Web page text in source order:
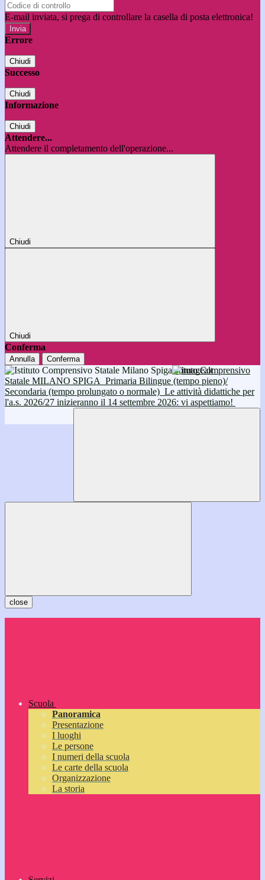
E-mail inviata, si prega di controllare la casella di posta elettronica!
Errore
Chiudi
Successo
Chiudi
Informazione
Chiudi
Attendere...
Attendere il completamento dell'operazione...
Chiudi
Chiudi
Conferma
Annulla Conferma
Istituto Comprensivo
Statale MILANO SPIGA Primaria Bilingue (tempo pieno)/
Secondaria (tempo prolungato o normale) Le attività didattiche per
l'a.s. 2026/27 inizieranno il 14 settembre 2026: vi aspettiamo!
close
Scuola
Panoramica
Presentazione
I luoghi
Le persone
I numeri della scuola
Le carte della scuola
Organizzazione
La storia